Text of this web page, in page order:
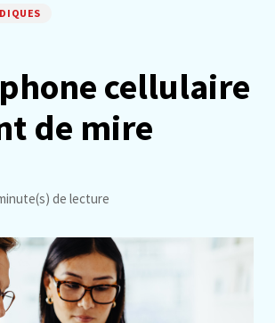
cellulaire
de mire
de lecture